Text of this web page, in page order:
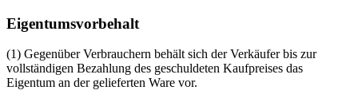
Eigentumsvorbehalt
(1) Gegenüber Verbrauchern behält sich der Verkäufer bis zur
vollständigen Bezahlung des geschuldeten Kaufpreises das
Eigentum an der gelieferten Ware vor.